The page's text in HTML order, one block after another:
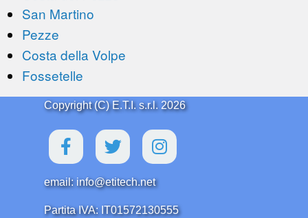
San Martino
Pezze
Costa della Volpe
Fossetelle
Copyright (C) E.T.I. s.r.l. 2026
email: info@etitech.net
Partita IVA: IT01572130555